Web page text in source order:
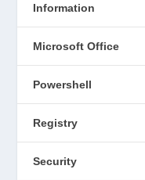
Information
Microsoft Office
Powershell
Registry
Security